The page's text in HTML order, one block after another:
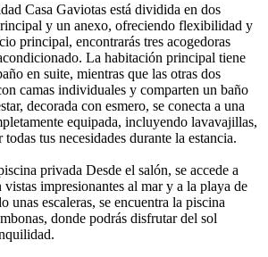
Casa Gaviotas está dividida en dos
y un anexo, ofreciendo flexibilidad y
principal, encontrarás tres acogedoras
La habitación principal tiene
en suite, mientras que las otras dos
camas individuales y comparten un baño
decorada con esmero, se conecta a una
equipada, incluyendo lavavajillas,
tus necesidades durante la estancia.
privada Desde el salón, se accede a
impresionantes al mar y a la playa de
unas escaleras, se encuentra la piscina
donde podrás disfrutar del sol